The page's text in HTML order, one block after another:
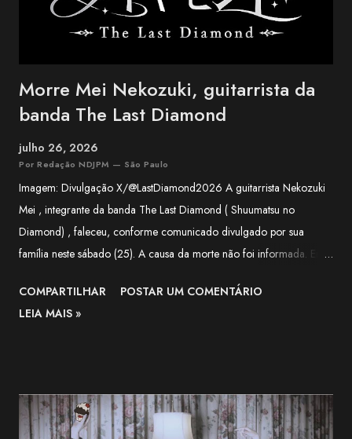
Morre Mei Nekozuki, guitarrista da
banda The Last Diamond
julho 26, 2026
Por Redação NDJPM — São Paulo
Imagem: Divulgação X/@LastDiamond2026 A guitarrista Nekozuki
Mei , integrante da banda The Last Diamond ( Shuumatsu no
Diamond) , faleceu, conforme comunicado divulgado por sua
família neste sábado (25). A causa da morte não foi informada. Em
sua trajetória e lamentou a forma repentina como a notícia foi
comunicada. O funeral será realizado apenas com a presença de
Across the World. pic.twitter.com/3VWEpd2juI — 終末のダイヤモ
ンド (@LastDiamond2026) July 6, 2026 Nekozuki Mei era ex-
COMPARTILHAR
POSTAR UM COMENTÁRIO
LEIA MAIS »